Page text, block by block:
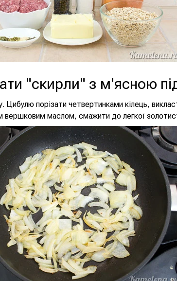
"скирли" з м'ясною
Цибулю порізати четвертинками кілець,
вершковим маслом, смажити до легкої